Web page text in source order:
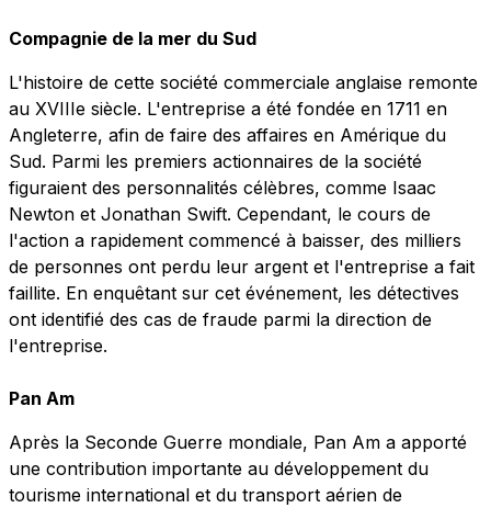
Compagnie de la mer du Sud
L'histoire de cette société commerciale anglaise remonte
au XVIIIe siècle. L'entreprise a été fondée en 1711 en
Angleterre, afin de faire des affaires en Amérique du
Sud. Parmi les premiers actionnaires de la société
figuraient des personnalités célèbres, comme Isaac
Newton et Jonathan Swift. Cependant, le cours de
l'action a rapidement commencé à baisser, des milliers
de personnes ont perdu leur argent et l'entreprise a fait
faillite. En enquêtant sur cet événement, les détectives
ont identifié des cas de fraude parmi la direction de
l'entreprise.
Pan Am
Après la Seconde Guerre mondiale, Pan Am a apporté
une contribution importante au développement du
tourisme international et du transport aérien de